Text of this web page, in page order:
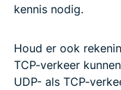
kennis nodig.
Houd er ook
TCP-verkeer
UDP- als TCP-